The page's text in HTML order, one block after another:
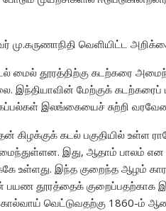
மு.கருணாநிதி வெளியிட்ட
மைல் தூரத்திற்கு கடற்கரை
இந்தியாவின் மேற்குக் கடற்கரைப்
இலங்கையைச் சுற்றி
கிழக்குக் கடல் பகுதியில் உள்ள
இது, ஆதாம் பாலம் என
உள்ளது. இந்த குறைந்த ஆழம்
பயண தூரத்தைக் குறைப்பதற்காக
கால்வாய் வெட்டுவதற்கு 1860-ம்